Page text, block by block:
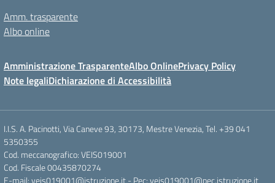
Amm. trasparente
Albo online
Amministrazione TrasparenteAlbo OnlinePrivacy Policy
Note legaliDichiarazione di Accessibilità
I.I.S. A. Pacinotti, Via Caneve 93, 30173, Mestre Venezia, Tel. +39 041
5350355
Cod. meccanografico: VEIS019001
Cod. Fiscale 00435870274
E-mail: veis019001@istruzione.it - Pec: veis019001@pec.istruzione.it